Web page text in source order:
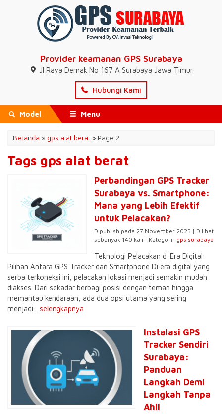
Provider keamanan GPS Surabaya
Jl Raya Demak No 167 A Surabaya Jawa Timur
Hubungi Kami
Model Menu
Beranda » gps alat berat » Page 2
Tags gps alat berat
Perbandingan GPS Tracker
Surabaya vs. Smartphone:
Mana yang Lebih Efektif
untuk Pelacakan?
Dipublish pada 27 November 2025 | Dilihat
sebanyak 140 kali | Kategori: gps surabaya
Teknologi Pelacakan di Era Digital:
Pilihan Antara GPS Tracker dan Smartphone Di era digital yang
serba terkoneksi ini, pelacakan lokasi menjadi semakin mudah
diakses. Dari sekadar berbagi posisi dengan teman hingga
memantau kendaraan, ada dua opsi utama yang sering
menjadi... selengkapnya
Instalasi GPS
Tracker Sendiri
Surabaya:
Panduan
Langkah Demi
Langkah Tanpa
Ahli